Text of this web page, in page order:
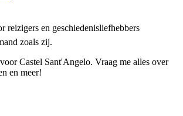
reizigers en geschiedenisliefhebbers
zoals zij.
Castel Sant'Angelo. Vraag me alles over
en meer!